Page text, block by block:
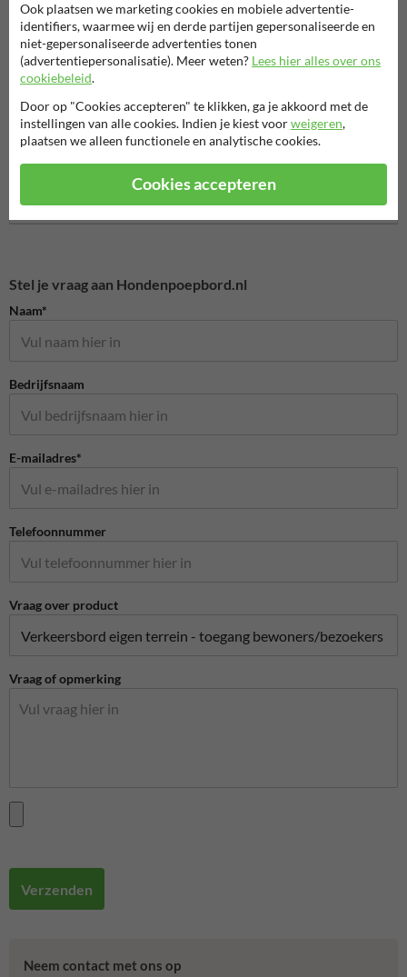
Entree- en toegangsborden
Verboden toegang borden
Eigen terrein borden
Stel je vraag aan Hondenpoepbord.nl
Naam*
Bedrijfsnaam
E-mailadres*
Telefoonnummer
Vraag over product
Vraag of opmerking
Verzenden
Neem contact met ons op
Ook plaatsen we marketing cookies en mobiele advertentie-
identifiers, waarmee wij en derde partijen gepersonaliseerde en
niet-gepersonaliseerde advertenties tonen
(advertentiepersonalisatie). Meer weten? Lees hier alles over ons
cookiebeleid.
Door op "Cookies accepteren" te klikken, ga je akkoord met de
instellingen van alle cookies. Indien je kiest voorweigeren,
plaatsen we alleen functionele en analytische cookies.
Cookies accepteren